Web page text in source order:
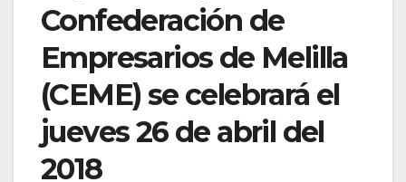
Confederación de
Empresarios de Melilla
(CEME) se celebrará el
jueves 26 de abril del
2018